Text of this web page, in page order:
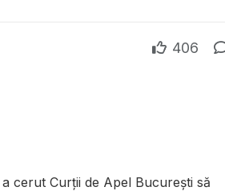
406
a cerut Curţii de Apel Bucureşti să